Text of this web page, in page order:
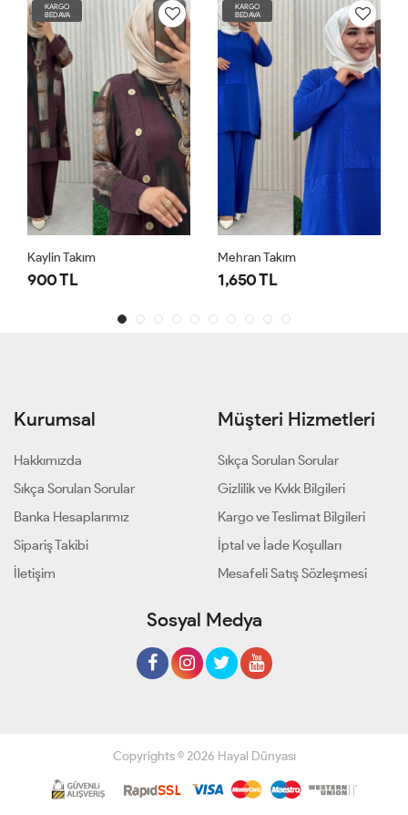
KARGO
BEDAVA
Kaylin Takım
900 TL
KARGO
BEDAVA
Mehran Takım
1,650 TL
Kurumsal
Hakkımızda
Sıkça Sorulan Sorular
Banka Hesaplarımız
Sipariş Takibi
İletişim
Müşteri Hizmetleri
Sıkça Sorulan Sorular
Gizlilik ve Kvkk Bilgileri
Kargo ve Teslimat Bilgileri
İptal ve İade Koşulları
Mesafeli Satış Sözleşmesi
Sosyal Medya
Copyrights © 2026 Hayal Dünyası